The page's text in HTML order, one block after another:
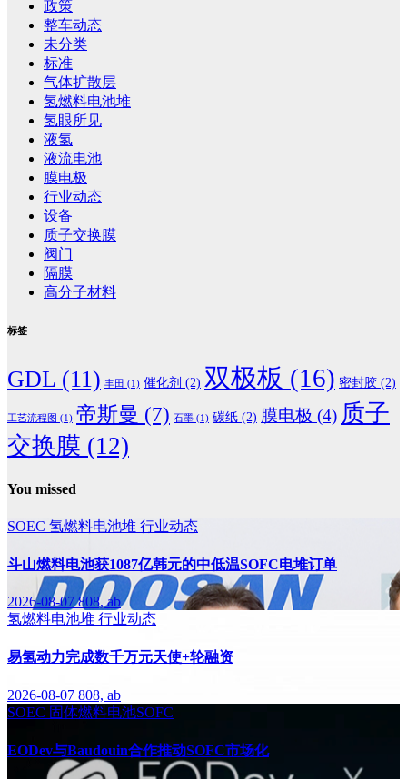
政策
整车动态
未分类
标准
气体扩散层
氢燃料电池堆
氢眼所见
液氢
液流电池
膜电极
行业动态
设备
质子交换膜
阀门
隔膜
高分子材料
标签
GDL (11) 丰田 (1) 催化剂 (2) 双极板 (16) 密封胶 (2)
工艺流程图 (1) 帝斯曼 (7) 石墨 (1) 碳纸 (2) 膜电极 (4) 质子
交换膜 (12)
You missed
SOEC 氢燃料电池堆 行业动态
斗山燃料电池获1087亿韩元的中低温SOFC电堆订单
2026-08-07808, ab
氢燃料电池堆 行业动态
易氢动力完成数千万元天使+轮融资
2026-08-07 808, ab
SOEC 固体燃料电池SOFC
EODev与Baudouin合作推动SOFC市场化